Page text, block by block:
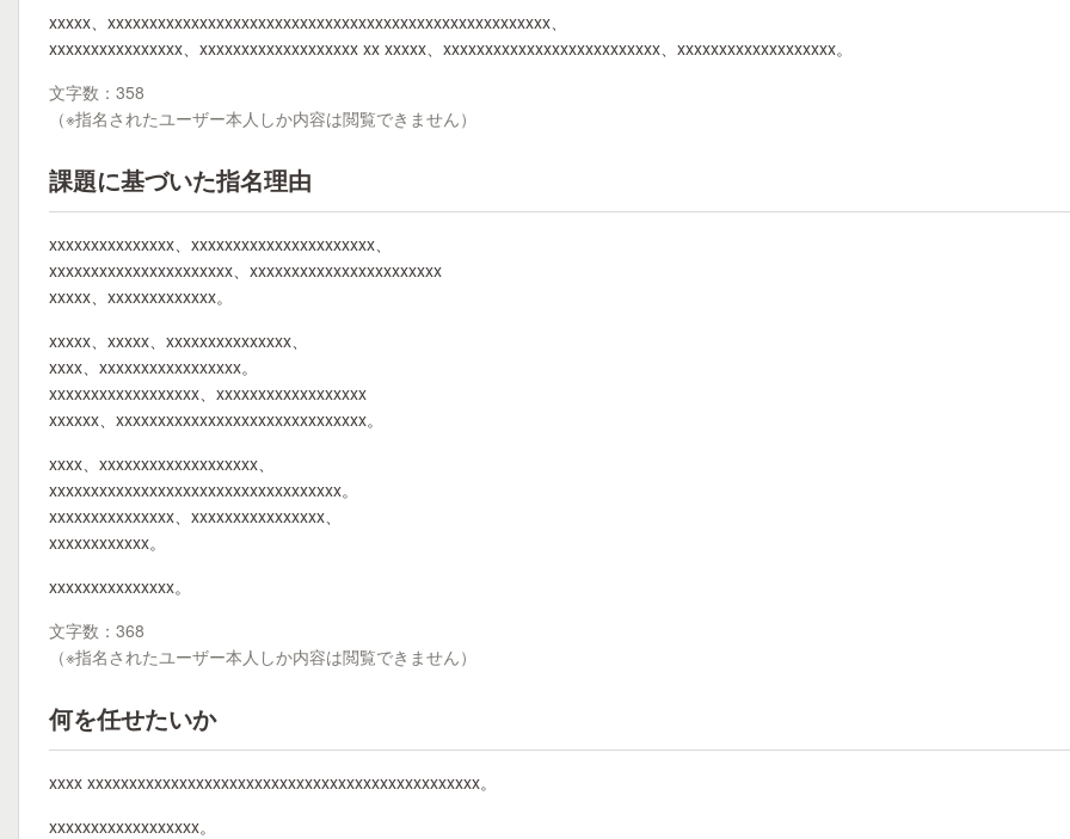
xxxxx、xxxxxxxxxxxxxxxxxxxxxxxxxxxxxxxxxxxxxxxxxxxxxxxxxxxxx、
xxxxxxxxxxxxxxxx、xxxxxxxxxxxxxxxxxxx xx xxxxx、xxxxxxxxxxxxxxxxxxxxxxxxxx、xxxxxxxxxxxxxxxxxxx。
文字数：358
（※指名されたユーザー本人しか内容は閲覧できません）
課題に基づいた指名理由
xxxxxxxxxxxxxxx、xxxxxxxxxxxxxxxxxxxxxx、
xxxxxxxxxxxxxxxxxxxxxx、xxxxxxxxxxxxxxxxxxxxxxx
xxxxx、xxxxxxxxxxxxx。
xxxxx、xxxxx、xxxxxxxxxxxxxxx、
xxxx、xxxxxxxxxxxxxxxxx。
xxxxxxxxxxxxxxxxxx、xxxxxxxxxxxxxxxxxx
xxxxxx、xxxxxxxxxxxxxxxxxxxxxxxxxxxxxx。
xxxx、xxxxxxxxxxxxxxxxxxx、
xxxxxxxxxxxxxxxxxxxxxxxxxxxxxxxxxxx。
xxxxxxxxxxxxxxx、xxxxxxxxxxxxxxxx、
xxxxxxxxxxxx。
xxxxxxxxxxxxxxx。
文字数：368
（※指名されたユーザー本人しか内容は閲覧できません）
何を任せたいか
xxxx xxxxxxxxxxxxxxxxxxxxxxxxxxxxxxxxxxxxxxxxxxxxxxx。
xxxxxxxxxxxxxxxxxx。